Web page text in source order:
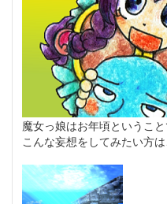
魔女っ娘はお年頃というこ
こんな妄想をしてみたい方